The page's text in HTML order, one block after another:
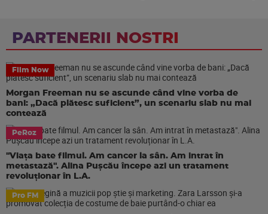
PARTENERII NOSTRI
Film Now
Morgan Freeman nu se ascunde când vine vorba de
bani: „Dacă plătesc suficient”, un scenariu slab nu mai
contează
PeRoz
"Viața bate filmul. Am cancer la sân. Am intrat în
metastază". Alina Pușcău începe azi un tratament
revoluționar în L.A.
Pro FM